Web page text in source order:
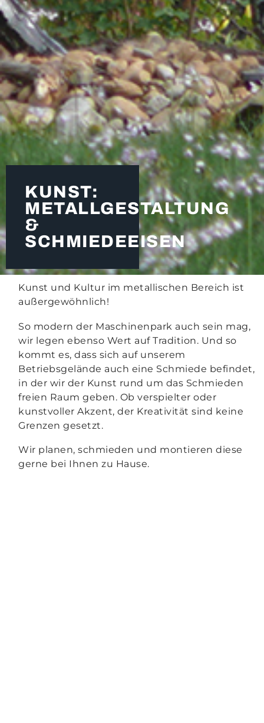
KUNST:
METALLGESTALTUNG
&
SCHMIEDEEISEN
Kunst und Kultur im metallischen Bereich ist
außergewöhnlich!
So modern der Maschinenpark auch sein mag,
wir legen ebenso Wert auf Tradition. Und so
kommt es, dass sich auf unserem
Betriebsgelände auch eine Schmiede befindet,
in der wir der Kunst rund um das Schmieden
freien Raum geben. Ob verspielter oder
kunstvoller Akzent, der Kreativität sind keine
Grenzen gesetzt.
Wir planen, schmieden und montieren diese
gerne bei Ihnen zu Hause.